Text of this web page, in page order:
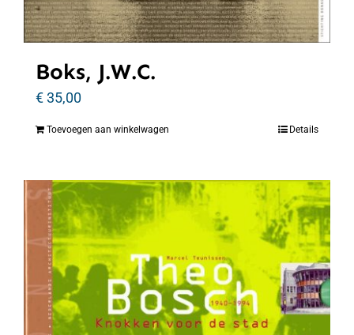
Boks, J.W.C.
€35,00
Toevoegen aan winkelwagen Details